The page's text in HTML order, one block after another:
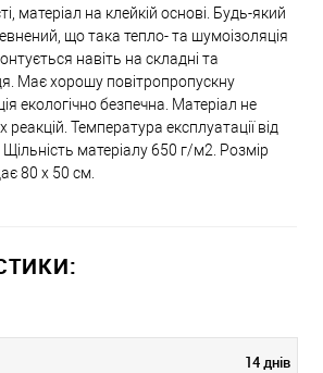
матеріал на клейкій основі. Будь-який
що така тепло- та шумоізоляція
навіть на складні та
Має хорошу повітропропускну
екологічно безпечна. Матеріал не
реакцій. Температура експлуатації від
матеріалу 650 г/м2. Розмір
80 х 50 см.
14 днів